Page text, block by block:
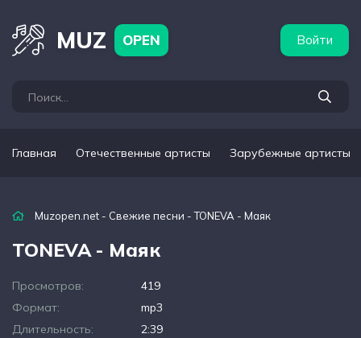
MUZ OPEN Войти
Главная Отечественные артисты Зарубежные артисты
Muzopen.net - Свежие песни - TONEVA - Маяк
TONEVA - Маяк
Просмотров:
419
Формат:
mp3
Длительность:
2:39
артисты Популярные подборки